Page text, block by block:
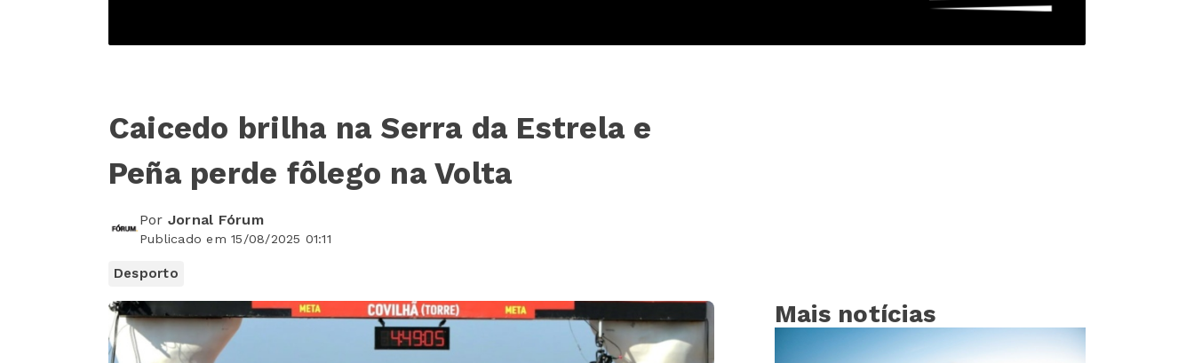
Caicedo brilha na Serra da Estrela e
Peña perde fôlego na Volta
Por Jornal Fórum
Publicado em 15/08/2025 01:11
Desporto
Mais notícias